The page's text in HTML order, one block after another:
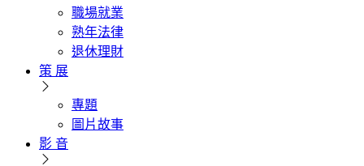
職場就業
熟年法律
退休理財
策 展
專題
圖片故事
影 音